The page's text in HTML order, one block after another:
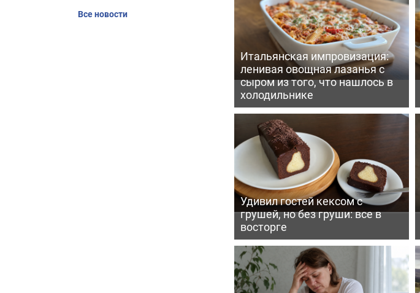
Итальянская импровизация:
ленивая овощная лазанья с
сыром из того, что нашлось в
холодильнике
Удивил гостей кексом с
грушей, но без груши: все в
восторге
Все новости